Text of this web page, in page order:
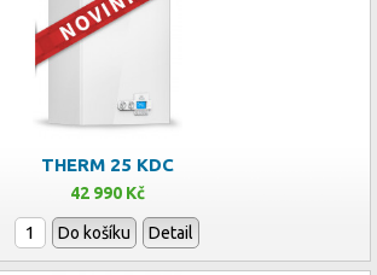
THERM 25 KDC
42 990 Kč
Do košíku Detail